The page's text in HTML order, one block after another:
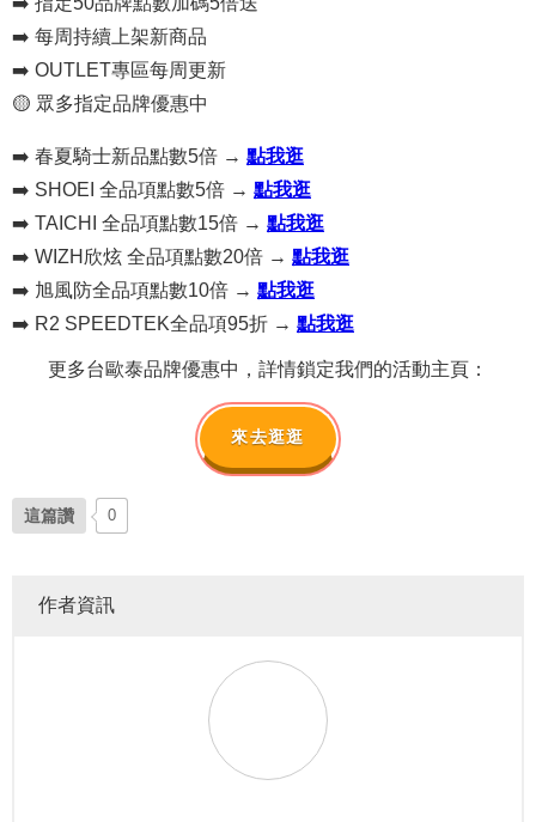
➡️ 每周持續上架新商品
➡️ OUTLET專區每周更新
🟡 眾多指定品牌優惠中
➡️ 春夏騎士新品點數5倍 → 點我逛
➡️ SHOEI 全品項點數5倍 → 點我逛
➡️ TAICHI 全品項點數15倍 → 點我逛
➡️ WIZH欣炫 全品項點數20倍 → 點我逛
➡️ 旭風防全品項點數10倍 → 點我逛
➡️ R2 SPEEDTEK全品項95折 → 點我逛
更多台歐泰品牌優惠中，詳情鎖定我們的活動主頁：
來去逛逛
這篇讚 0
作者資訊